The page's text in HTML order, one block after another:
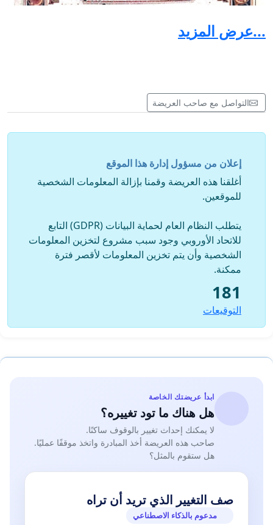
...عرض المزيد
التواصل مع صاحب العريضة
إعلان من مسؤول إدارة هذا الموقع
أغلقنا هذه العريضة وقمنا بإزالة المعلومات الشخصية
للموقعين.
يتطلب النظام العام لحماية البيانات (GDPR) التابع
للاتحاد الأوروبي وجود سبب مشروع لتخزين المعلومات
الشخصية وأن يتم تخزين المعلومات لأقصر فترة
ممكنة.
181
التوقيعات
ابدأ عريضتك الخاصة
هل هناك ما تود تغييره؟
لا يمكنك إحداث تغيير بالوقوف ساكنًا.
صاحب هذه العريضة أخذ المبادرة واتخذ موقفًا عمليًا.
هل ستقوم بالمثل؟
صف التغيير الذي تريد أن تراه
مدعوم بالذكاء الاصطناعي